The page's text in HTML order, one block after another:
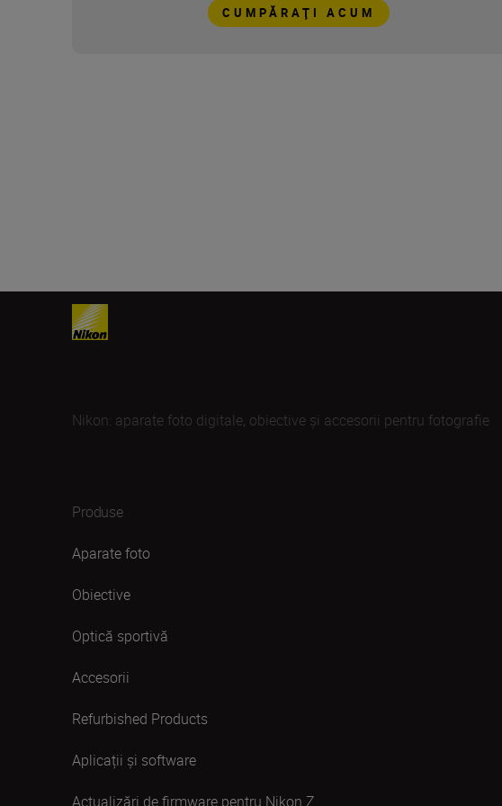
CUMPĂRAŢI ACUM
Nikon: aparate foto digitale, obiective și accesorii pentru fotografie
Produse
Aparate foto
Obiective
Optică sportivă
Accesorii
Refurbished Products
Aplicații și software
Actualizări de firmware pentru Nikon Z